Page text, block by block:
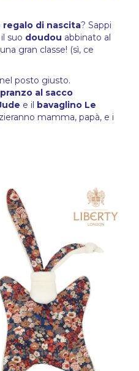
regalo di nascita? Sappi
suo doudou abbinato al
gran classe! (sì, ce
posto giusto.
pranzo al sacco
e il
bavaglino Le
mamma, papà, e i